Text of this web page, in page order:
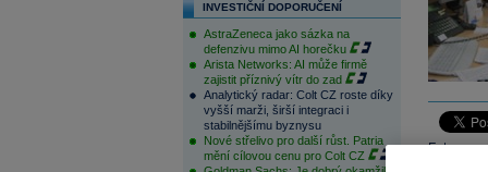
INVESTIČNÍ DOPORUČENÍ
AstraZeneca jako sázka na
defenzivu mimo AI horečku
Arista Networks: AI může firmě
zajistit příznivý vítr do zad
Analytický radar: Colt CZ roste díky
vyšší marži, širší integraci i
stabilnějšímu byznysu
Nové střelivo pro další růst. Patria
mění cílovou cenu pro Colt CZ
Futures